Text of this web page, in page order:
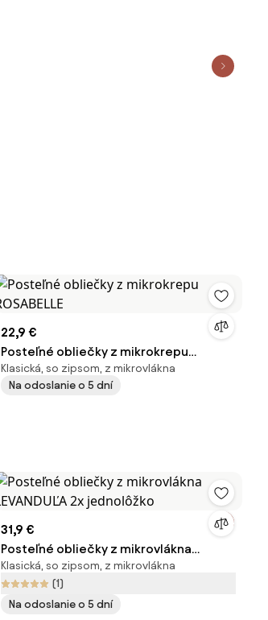
22,9 €
Posteľné obliečky z mikrokrepu
ROSABELLE
Klasická, so zipsom, z mikrovlákna
Na odoslanie o 5 dní
31,9 €
Posteľné obliečky z mikrovlákna
LEVANDUĽA 2x jednolôžko
Klasická, so zipsom, z mikrovlákna
(1)
Na odoslanie o 5 dní